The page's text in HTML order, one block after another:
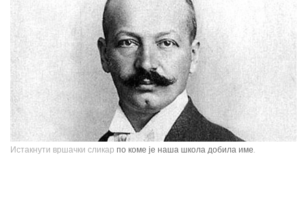
Истакнути вршачки сликар по коме је наша школа добила име.